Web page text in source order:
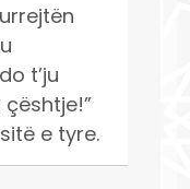
t’ju
e tyre.